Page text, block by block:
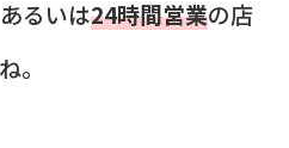
るいは24時間営業の店
。